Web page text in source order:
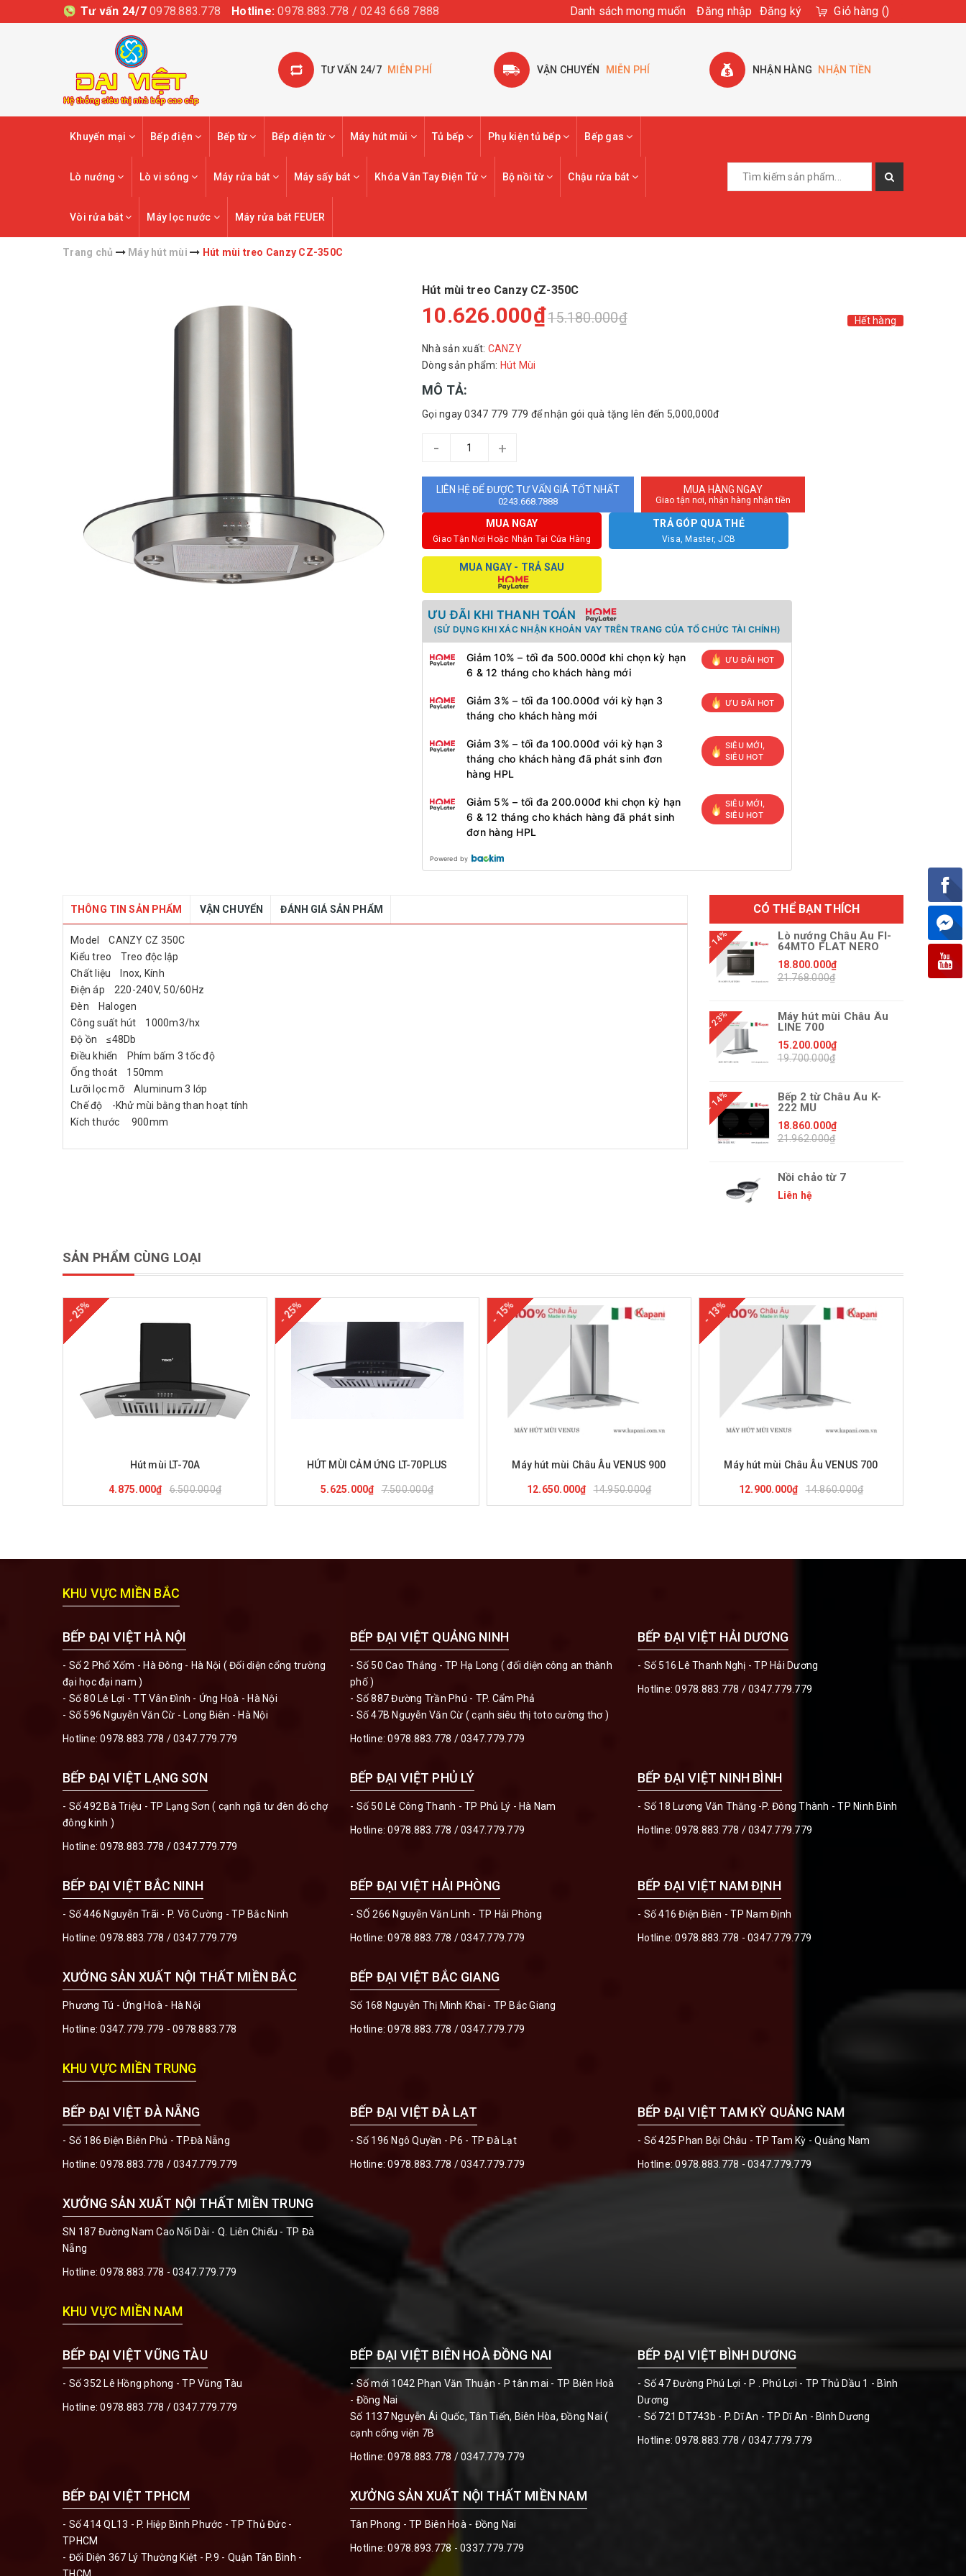
Tư vấn 24/7 0978.883.778 Hotline: 0978.883.778 / 0243 668 7888 Danh sách mong muốn Đăng nhập Đăng ký Giỏ hàng ()
TƯ VẤN 24/7 MIỄN PHÍ VẬN CHUYỂN MIỄN PHÍ NHẬN HÀNG NHẬN TIỀN
Khuyến mại Bếp điện Bếp từ Bếp điện từ Máy hút mùi Tủ bếp Phụ kiện tủ bếp Bếp gas
Lò nướng Lò vi sóng Máy rửa bát Máy sấy bát Khóa Vân Tay Điện Tử Bộ nồi từ Chậu rửa bát
Vòi rửa bát Máy lọc nước Máy rửa bát FEUER
Trang chủ Máy hút mùi Hút mùi treo Canzy CZ-350C
Hút mùi treo Canzy CZ-350C
Hết hàng
10.626.000₫15.180.000₫
Nhà sản xuất: CANZY
Dòng sản phẩm: Hút Mùi
MÔ TẢ:
Gọi ngay 0347 779 779 để nhận gói quà tặng lên đến 5,000,000đ
- +
LIÊN HỆ ĐỂ ĐƯỢC TƯ VẤN GIÁ TỐT NHẤT
0243.668.7888
MUA HÀNG NGAY
Giao tận nơi, nhận hàng nhận tiền
MUA NGAY
Giao Tận Nơi Hoặc Nhận Tại Cửa Hàng
TRẢ GÓP QUA THẺ
Visa, Master, JCB
MUA NGAY - TRẢ SAU
ƯU ĐÃI KHI THANH TOÁN
(SỬ DỤNG KHI XÁC NHẬN KHOẢN VAY TRÊN TRANG CỦA TỔ CHỨC TÀI CHÍNH)
Giảm 10% – tối đa 500.000đ khi chọn kỳ hạn
6 & 12 tháng cho khách hàng mới
ƯU ĐÃI HOT
Giảm 3% – tối đa 100.000đ với kỳ hạn 3
tháng cho khách hàng mới
ƯU ĐÃI HOT
Giảm 3% – tối đa 100.000đ với kỳ hạn 3
tháng cho khách hàng đã phát sinh đơn
hàng HPL
SIÊU MỚI,
SIÊU HOT
Giảm 5% – tối đa 200.000đ khi chọn kỳ hạn
6 & 12 tháng cho khách hàng đã phát sinh
đơn hàng HPL
SIÊU MỚI,
SIÊU HOT
Powered by
THÔNG TIN SẢN PHẨM VẬN CHUYỂN ĐÁNH GIÁ SẢN PHẨM
Model CANZY CZ 350C
Kiểu treo Treo độc lập
Chất liệu Inox, Kính
Điện áp 220-240V, 50/60Hz
Đèn Halogen
Công suất hút 1000m3/hx
Độ ồn ≤48Db
Điều khiển Phím bấm 3 tốc độ
Ống thoát 150mm
Lưỡi lọc mỡ Aluminum 3 lớp
Chế độ -Khử mùi bằng than hoạt tính
Kích thước 900mm
CÓ THỂ BẠN THÍCH
- 14%
Lò nướng Châu Âu FI-
64MTO FLAT NERO
18.800.000₫
21.768.000₫
- 23%
Máy hút mùi Châu Âu
LINE 700
15.200.000₫
19.700.000₫
- 14%
Bếp 2 từ Châu Âu K-
222 MU
18.860.000₫
21.962.000₫
Nồi chảo từ 7
Liên hệ
SẢN PHẨM CÙNG LOẠI
- 25%
Hút mùi LT-70A
4.875.000₫ 6.500.000₫
- 25%
HÚT MÙI CẢM ỨNG LT-70PLUS
5.625.000₫ 7.500.000₫
- 15%
Máy hút mùi Châu Âu VENUS 900
12.650.000₫ 14.950.000₫
- 13%
Máy hút mùi Châu Âu VENUS 700
12.900.000₫ 14.860.000₫
KHU VỰC MIỀN BẮC
BẾP ĐẠI VIỆT HÀ NỘI
- Số 2 Phố Xốm - Hà Đông - Hà Nội ( Đối diện cổng trường
đại học đại nam )
- Số 80 Lê Lợi - TT Vân Đình - Ứng Hoà - Hà Nội
- Số 596 Nguyễn Văn Cừ - Long Biên - Hà Nội
Hotline:0978.883.778 /0347.779.779
BẾP ĐẠI VIỆT QUẢNG NINH
- Số 50 Cao Thắng - TP Hạ Long ( đối diện công an thành
phố )
- Số 887 Đường Trần Phú - TP. Cẩm Phả
- Số 47B Nguyễn Văn Cừ ( cạnh siêu thị toto cường thơ )
Hotline:0978.883.778 /0347.779.779
BẾP ĐẠI VIỆT HẢI DƯƠNG
- Số 516 Lê Thanh Nghị - TP Hải Dương
Hotline:0978.883.778 /0347.779.779
BẾP ĐẠI VIỆT LẠNG SƠN
- Số 492 Bà Triệu - TP Lạng Sơn ( cạnh ngã tư đèn đỏ chợ
đông kinh )
Hotline:0978.883.778 /0347.779.779
BẾP ĐẠI VIỆT PHỦ LÝ
- Số 50 Lê Công Thanh - TP Phủ Lý - Hà Nam
Hotline:0978.883.778 /0347.779.779
BẾP ĐẠI VIỆT NINH BÌNH
- Số 18 Lương Văn Thăng -P. Đông Thành - TP Ninh Bình
Hotline:0978.883.778 /0347.779.779
BẾP ĐẠI VIỆT BẮC NINH
- Số 446 Nguyễn Trãi - P. Võ Cường - TP Bắc Ninh
Hotline:0978.883.778 /0347.779.779
BẾP ĐẠI VIỆT HẢI PHÒNG
- SỐ 266 Nguyễn Văn Linh - TP Hải Phòng
Hotline:0978.883.778 /0347.779.779
BẾP ĐẠI VIỆT NAM ĐỊNH
- Số 416 Điện Biên - TP Nam Định
Hotline:0978.883.778 - 0347.779.779
XƯỞNG SẢN XUẤT NỘI THẤT MIỀN BẮC
Phương Tú - Ứng Hoà - Hà Nội
Hotline:0347.779.779 - 0978.883.778
BẾP ĐẠI VIỆT BẮC GIANG
Số 168 Nguyễn Thị Minh Khai - TP Bắc Giang
Hotline:0978.883.778 /0347.779.779
KHU VỰC MIỀN TRUNG
BẾP ĐẠI VIỆT ĐÀ NẴNG
- Số 186 Điện Biên Phủ - TP.Đà Nẵng
Hotline:0978.883.778 /0347.779.779
BẾP ĐẠI VIỆT ĐÀ LẠT
- Số 196 Ngô Quyền - P6 - TP Đà Lạt
Hotline:0978.883.778 /0347.779.779
BẾP ĐẠI VIỆT TAM KỲ QUẢNG NAM
- Số 425 Phan Bội Châu - TP Tam Kỳ - Quảng Nam
Hotline:0978.883.778 - 0347.779.779
XƯỞNG SẢN XUẤT NỘI THẤT MIỀN TRUNG
SN 187 Đường Nam Cao Nối Dài - Q. Liên Chiểu - TP Đà
Nẵng
Hotline:0978.883.778 - 0347.779.779
KHU VỰC MIỀN NAM
BẾP ĐẠI VIỆT VŨNG TÀU
- Số 352 Lê Hồng phong - TP Vũng Tàu
Hotline:0978.883.778 / 0347.779.779
BẾP ĐẠI VIỆT BIÊN HOÀ ĐỒNG NAI
- Số mới 1042 Phạn Văn Thuận - P tân mai - TP Biên Hoà
- Đồng Nai
Số 1137 Nguyễn Ái Quốc, Tân Tiến, Biên Hòa, Đồng Nai (
cạnh cổng viện 7B
Hotline:0978.883.778 / 0347.779.779
BẾP ĐẠI VIỆT BÌNH DƯƠNG
- Số 47 Đường Phú Lợi - P . Phú Lợi - TP Thủ Dầu 1 - Bình
Dương
- Số 721 DT743b - P. Dĩ An - TP Dĩ An - Bình Dương
Hotline:0978.883.778 / 0347.779.779
BẾP ĐẠI VIỆT TPHCM
- Số 414 QL13 - P. Hiệp Bình Phước - TP Thủ Đức -
TPHCM
- Đối Diện 367 Lý Thường Kiệt - P.9 - Quận Tân Bình -
XƯỞNG SẢN XUẤT NỘI THẤT MIỀN NAM
Tân Phong - TP Biên Hoà - Đồng Nai
Hotline:0978.893.778 - 0337.779.779